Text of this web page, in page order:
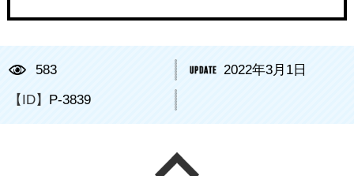
583 2022年3月1日
【ID】 P-3839